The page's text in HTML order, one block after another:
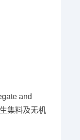
and
集料及无机